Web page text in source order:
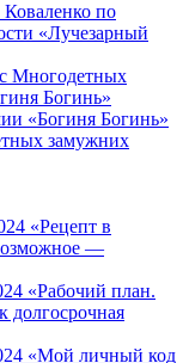
по
«Лучезарный
Многодетных
Богинь»
«Богиня Богинь»
замужних
«Рецепт в
—
«Рабочий план.
долгосрочная
«Мой личный код